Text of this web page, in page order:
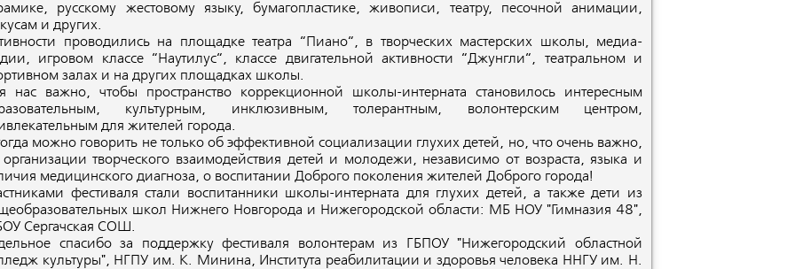
русскому жестовому языку, бумагопластике, живописи, театру, песочной анимации,
и других.
проводились на площадке театра “Пиано“, в творческих мастерских школы, медиа-
игровом классе “Наутилус“, классе двигательной активности “Джунгли“, театральном и
залах и на других площадках школы.
нас важно, чтобы пространство коррекционной школы-интерната становилось интересным
культурным, инклюзивным, толерантным, волонтерским центром,
для жителей города.
можно говорить не только об эффективной социализации глухих детей, но, что очень важно,
творческого взаимодействия детей и молодежи, независимо от возраста, языка и
медицинского диагноза, о воспитании Доброго поколения жителей Доброго города!
фестиваля стали воспитанники школы-интерната для глухих детей, а также дети из
школ Нижнего Новгорода и Нижегородской области: МБ НОУ "Гимназия 48",
Сергачская СОШ.
спасибо за поддержку фестиваля волонтерам из ГБПОУ "Нижегородский областной
культуры", НГПУ им. К. Минина, Института реабилитации и здоровья человека ННГУ им. Н.